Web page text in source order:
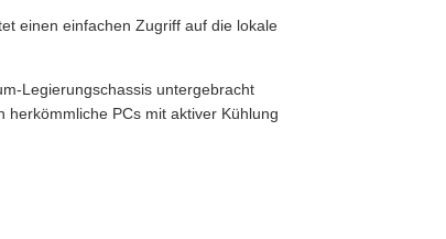
einen einfachen Zugriff auf die lokale
Legierungschassis untergebracht
PCs mit aktiver Kühlung